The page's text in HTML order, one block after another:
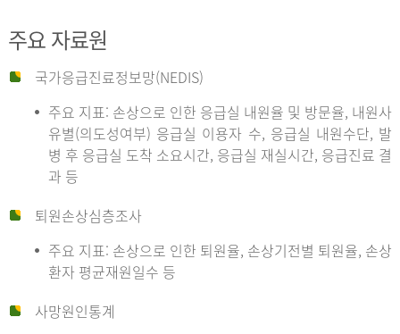
주요 자료원
국가응급진료정보망(NEDIS)
주요 지표: 손상으로 인한 응급실 내원율 및 방문율, 내원사
유별(의도성여부) 응급실 이용자 수, 응급실 내원수단, 발
병 후 응급실 도착 소요시간, 응급실 재실시간, 응급진료 결
과 등
퇴원손상심층조사
주요 지표: 손상으로 인한 퇴원율, 손상기전별 퇴원율, 손상
환자 평균재원일수 등
사망원인통계